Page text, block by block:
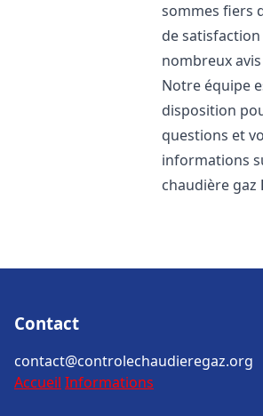
sommes fiers
de
nombreux
Notre équipe
disposition
questions et
informations
chaudière gaz
Contact
contact@controlechaudieregaz.org
Accueil Informations